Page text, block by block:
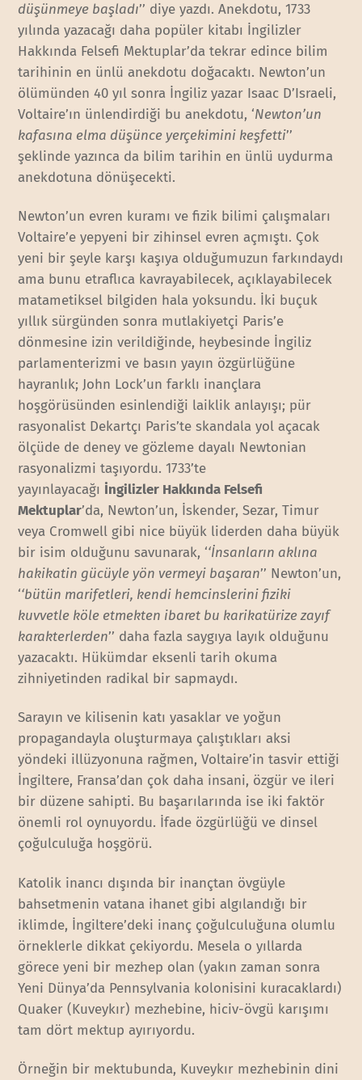
düşünmeye başladı’’ diye yazdı. Anekdotu, 1733
yılında yazacağı daha popüler kitabı İngilizler
Hakkında Felsefi Mektuplar’da tekrar edince bilim
tarihinin en ünlü anekdotu doğacaktı. Newton’un
ölümünden 40 yıl sonra İngiliz yazar Isaac D’Israeli,
Voltaire’ın ünlendirdiği bu anekdotu, ‘Newton’un
kafasına elma düşünce yerçekimini keşfetti’’
şeklinde yazınca da bilim tarihin en ünlü uydurma
anekdotuna dönüşecekti.
Newton’un evren kuramı ve fizik bilimi çalışmaları
Voltaire’e yepyeni bir zihinsel evren açmıştı. Çok
yeni bir şeyle karşı kaşıya olduğumuzun farkındaydı
ama bunu etraflıca kavrayabilecek, açıklayabilecek
matametiksel bilgiden hala yoksundu. İki buçuk
yıllık sürgünden sonra mutlakiyetçi Paris’e
dönmesine izin verildiğinde, heybesinde İngiliz
parlamenterizmi ve basın yayın özgürlüğüne
hayranlık; John Lock’un farklı inançlara
hoşgörüsünden esinlendiği laiklik anlayışı; pür
rasyonalist Dekartçı Paris’te skandala yol açacak
ölçüde de deney ve gözleme dayalı Newtonian
rasyonalizmi taşıyordu. 1733’te
yayınlayacağı İngilizler Hakkında Felsefi
Mektuplar’da, Newton’un, İskender, Sezar, Timur
veya Cromwell gibi nice büyük liderden daha büyük
bir isim olduğunu savunarak, ‘‘İnsanların aklına
hakikatin gücüyle yön vermeyi başaran’’ Newton’un,
‘‘bütün marifetleri, kendi hemcinslerini fiziki
kuvvetle köle etmekten ibaret bu karikatürize zayıf
karakterlerden’’ daha fazla saygıya layık olduğunu
yazacaktı. Hükümdar eksenli tarih okuma
zihniyetinden radikal bir sapmaydı.
Sarayın ve kilisenin katı yasaklar ve yoğun
propagandayla oluşturmaya çalıştıkları aksi
yöndeki illüzyonuna rağmen, Voltaire’in tasvir ettiği
İngiltere, Fransa’dan çok daha insani, özgür ve ileri
bir düzene sahipti. Bu başarılarında ise iki faktör
önemli rol oynuyordu. İfade özgürlüğü ve dinsel
çoğulculuğa hoşgörü.
Katolik inancı dışında bir inançtan övgüyle
bahsetmenin vatana ihanet gibi algılandığı bir
iklimde, İngiltere’deki inanç çoğulculuğuna olumlu
örneklerle dikkat çekiyordu. Mesela o yıllarda
görece yeni bir mezhep olan (yakın zaman sonra
Yeni Dünya’da Pennsylvania kolonisini kuracaklardı)
Quaker (Kuveykır) mezhebine, hiciv-övgü karışımı
tam dört mektup ayırıyordu.
Örneğin bir mektubunda, Kuveykır mezhebinin dini